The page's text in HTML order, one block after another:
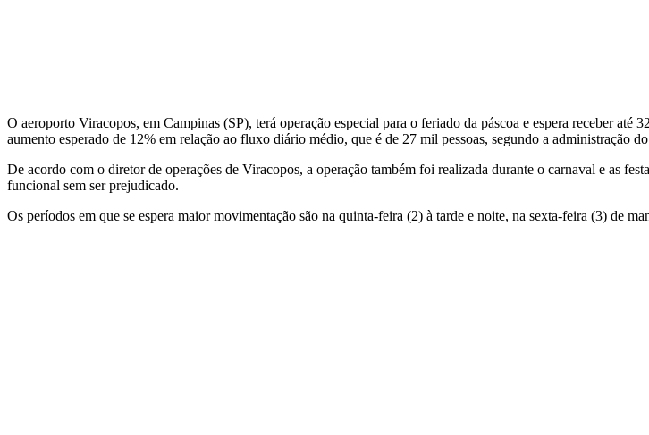
O aeroporto Viracopos, em Campinas (SP), terá operação especial para o feriado da páscoa e espera receber
aumento esperado de 12% em relação ao fluxo diário médio, que é de 27 mil pessoas, segundo a administração
De acordo com o diretor de operações de Viracopos, a operação também foi realizada durante o carnaval e as
funcional sem ser prejudicado.
Os períodos em que se espera maior movimentação são na quinta-feira (2) à tarde e noite, na sexta-feira (3) de